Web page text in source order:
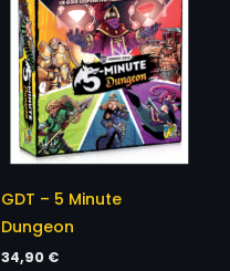
GDT – 5 Minute
Dungeon
34,90 €